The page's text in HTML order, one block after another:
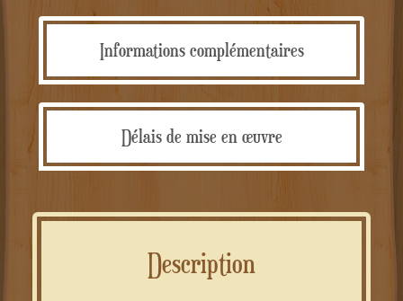
Informations complémentaires
Délais de mise en œuvre
Description